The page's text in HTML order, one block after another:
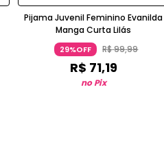
Pijama Juvenil Feminino Evanilda
Manga Curta Lilás
29%OFF R$99,99
R$ 71,19
no Pix